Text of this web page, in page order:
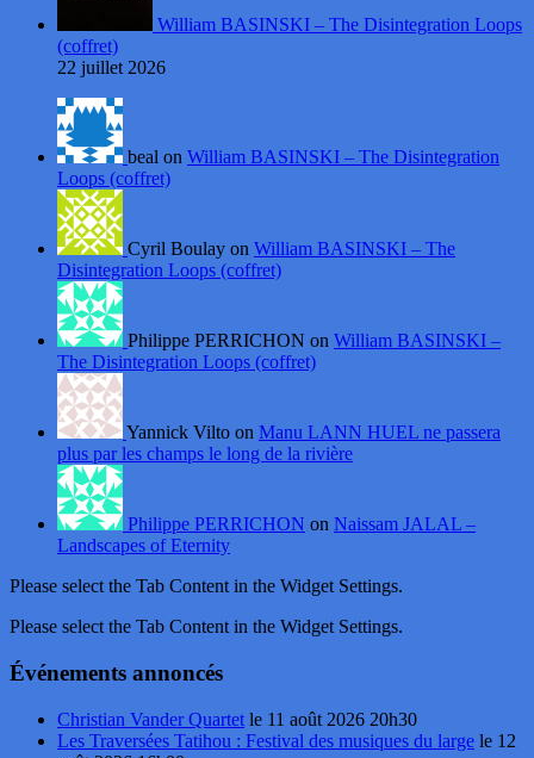
William BASINSKI – The Disintegration Loops
(coffret)
22 juillet 2026
beal on William BASINSKI – The Disintegration
Loops (coffret)
Cyril Boulay on William BASINSKI – The
Disintegration Loops (coffret)
Philippe PERRICHON on William BASINSKI –
The Disintegration Loops (coffret)
Yannick Vilto on Manu LANN HUEL ne passera
plus par les champs le long de la rivière
Philippe PERRICHON on Naissam JALAL –
Landscapes of Eternity
Please select the Tab Content in the Widget Settings.
Please select the Tab Content in the Widget Settings.
Événements annoncés
Christian Vander Quartet le 11 août 2026 20h30
Les Traversées Tatihou : Festival des musiques du large le 12